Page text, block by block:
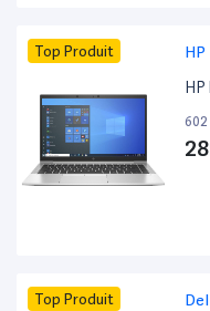
Top Produit HP
Top Produit